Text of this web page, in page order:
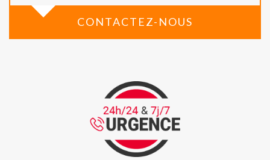
CONTACTEZ-NOUS